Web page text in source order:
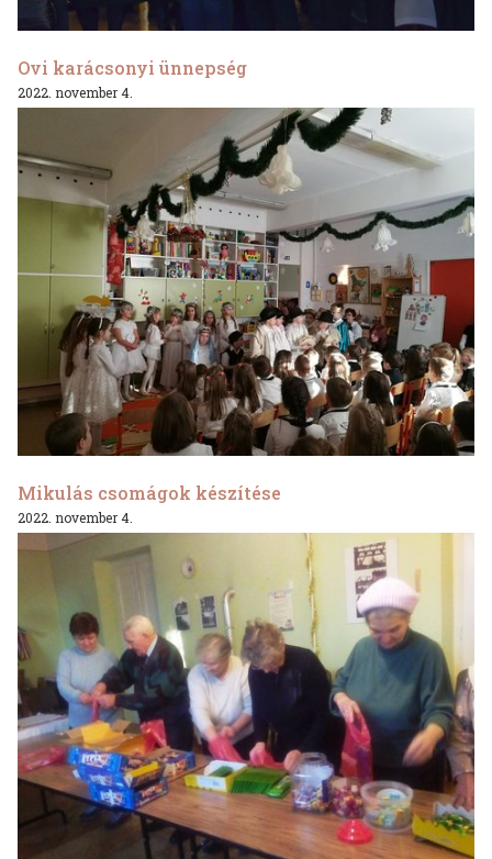
Ovi karácsonyi ünnepség
2022. november 4.
Mikulás csomágok készítése
2022. november 4.